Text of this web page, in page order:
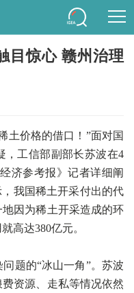
目惊心 赣州治理
土价格的借口！”面对国
，工信部副部长苏波在4
济参考报》记者详细阐
我国稀土开采付出的代
因为稀土开采造成的环
高达380亿元。
题的“冰山一角”。苏波
资源、走私等情况依然